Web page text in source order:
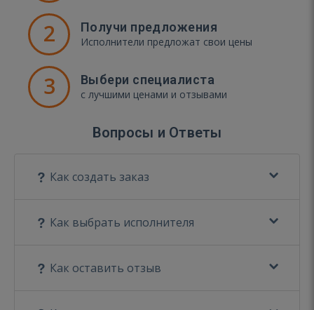
2 Получи предложения
Исполнители предложат свои цены
3 Выбери специалиста
с лучшими ценами и отзывами
Вопросы и Ответы
Как создать заказ
Как выбрать исполнителя
Как оставить отзыв